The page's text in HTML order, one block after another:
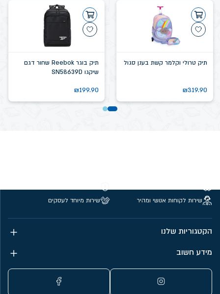
תיק טרולי וקלמר קשת בענן סגול
₪319.90
תיק בוגר Reebok שחור דגם
שיקגו SN58639D
₪199.90
שירות לקוחות אנושי ומהיר
שירות מיוחד לעסקים
הקטגוריות שלנו
מידע חשוב